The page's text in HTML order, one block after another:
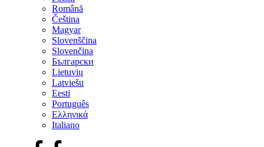
Română
Čeština
Magyar
Slovenščina
Slovenčina
Български
Lietuvių
Latviešu
Eesti
Português
Ελληνικά
Italiano
Facebook